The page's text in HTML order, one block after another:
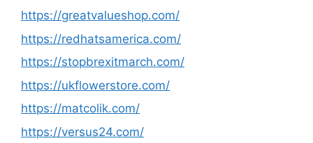
https://greatvalueshop.com/
https://redhatsamerica.com/
https://stopbrexitmarch.com/
https://ukflowerstore.com/
https://matcolik.com/
https://versus24.com/